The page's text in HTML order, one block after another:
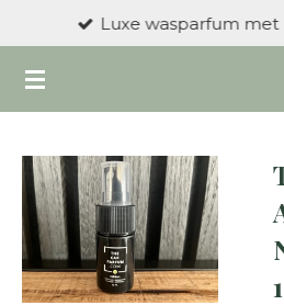
naar
de
Luxe wasparfum